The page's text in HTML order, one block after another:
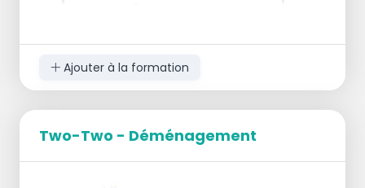
L'attaquant place un bloc.
Ajouter à la formation
Two-Two - Déménagement